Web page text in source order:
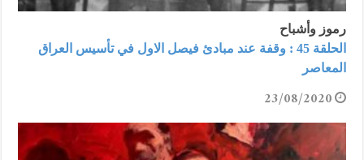
رموز وأشباح
الحلقة 45 : وقفة عند مبادئ فيصل الاول في تأسيس العراق
المعاصر
23/08/2020